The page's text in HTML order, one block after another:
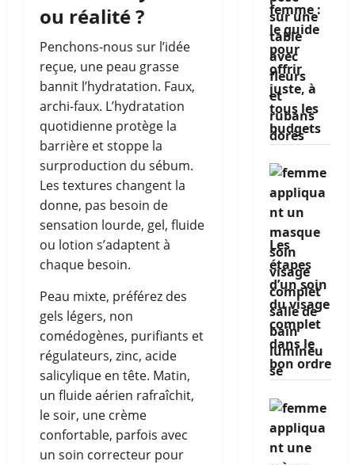
ou réalité ?
Penchons-nous sur l’idée
reçue, une peau grasse
bannit l’hydratation. Faux,
archi-faux. L’hydratation
quotidienne protège la
barrière et stoppe la
surproduction du sébum.
Les textures changent la
donne, pas besoin de
sensation lourde, gel, fluide
ou lotion s’adaptent à
chaque besoin.
Peau mixte, préférez des
gels légers, non
comédogènes, purifiants et
régulateurs, zinc, acide
salicylique en tête. Matin,
un fluide aérien rafraîchit,
le soir, une crème
confortable, parfois avec
un soin correcteur pour
femme :
le guide
pour
offrir
juste, à
tous les
budgets
Les
étapes
d’un soin
du visage
complet
dans le
bon ordre